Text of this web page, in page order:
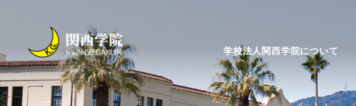
学校法人関西学院について